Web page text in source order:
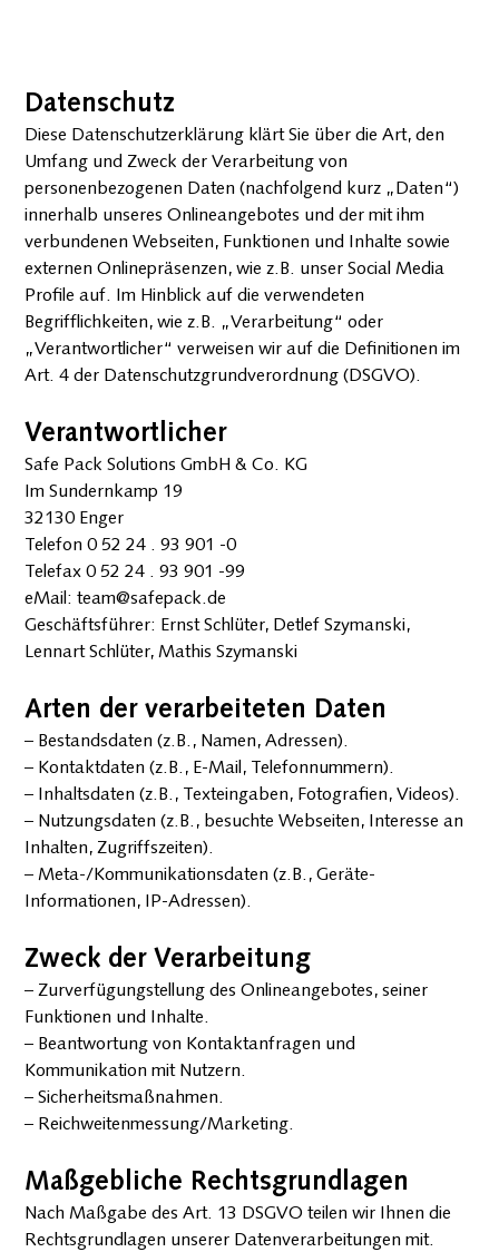
B1 Platten
Gefache
Zwischenlagen
und Zuschnitte
Lösungen für die
Lebens­mittel-
und Pharma­
industrie
Gitterbox­aus­
kleidung
Waben- und
Strukturplatten
Bedruckbare
Platten
Ronden
Services
Halbautomatische
Stretchwickler
Dreh­arm­stretch­
wickler
Mobiler
Stretchwickler
(Roboter)
Hori­zontal­wickler
verbund Beutel
(Shielding)
Leitfähige
Carbon Beutel
(Conductive)
Ableitende PE-
Beutel
(Dissipative)
Ableitende Luft­
polster­folie
(Dissi­pative)
Abschirmende
(Shielding)
ESD Hohl­
Trocken­
mittel
Trockenmittel für
Transport und
Lagerung
Container
Trockenmittel
Trockenmittel für
Industrie
Datenschutz
Diese Datenschutzerklärung klärt Sie über die Art, den
Umfang und Zweck der Verarbeitung von
personenbezogenen Daten (nachfolgend kurz „Daten“)
innerhalb unseres Onlineangebotes und der mit ihm
verbundenen Webseiten, Funktionen und Inhalte sowie
externen Onlinepräsenzen, wie z.B. unser Social Media
Profile auf. Im Hinblick auf die verwendeten
Begrifflichkeiten, wie z.B. „Verarbeitung“ oder
„Verantwortlicher“ verweisen wir auf die Definitionen im
Art. 4 der Datenschutzgrundverordnung (DSGVO).
Verantwortlicher
Safe Pack Solutions GmbH & Co. KG
Im Sundernkamp 19
32130 Enger
Telefon 0 52 24 . 93 901 -0
Telefax 0 52 24 . 93 901 -99
eMail: team@safepack.de
Geschäftsführer: Ernst Schlüter, Detlef Szymanski,
Lennart Schlüter, Mathis Szymanski
Arten der verarbeiteten Daten
– Bestandsdaten (z.B., Namen, Adressen).
– Kontaktdaten (z.B., E-Mail, Telefonnummern).
– Inhaltsdaten (z.B., Texteingaben, Fotografien, Videos).
– Nutzungsdaten (z.B., besuchte Webseiten, Interesse an
Inhalten, Zugriffszeiten).
– Meta-/Kommunikationsdaten (z.B., Geräte-
Informationen, IP-Adressen).
Zweck der Verarbeitung
– Zurverfügungstellung des Onlineangebotes, seiner
Funktionen und Inhalte.
– Beantwortung von Kontaktanfragen und
Kommunikation mit Nutzern.
– Sicherheitsmaßnahmen.
– Reichweitenmessung/Marketing.
Maßgebliche Rechtsgrundlagen
Nach Maßgabe des Art. 13 DSGVO teilen wir Ihnen die
Rechtsgrundlagen unserer Datenverarbeitungen mit.